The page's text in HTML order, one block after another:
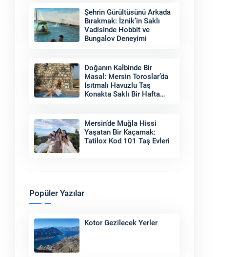
Şehrin Gürültüsünü Arkada
Bırakmak: İznik’in Saklı
Vadisinde Hobbit ve
Bungalov Deneyimi
Doğanın Kalbinde Bir
Masal: Mersin Toroslar’da
Isıtmalı Havuzlu Taş
Konakta Saklı Bir Hafta
Mersin’de Muğla Hissi
Yaşatan Bir Kaçamak:
Tatilox Kod 101 Taş Evleri
Popüler Yazılar
Kotor Gezilecek Yerler